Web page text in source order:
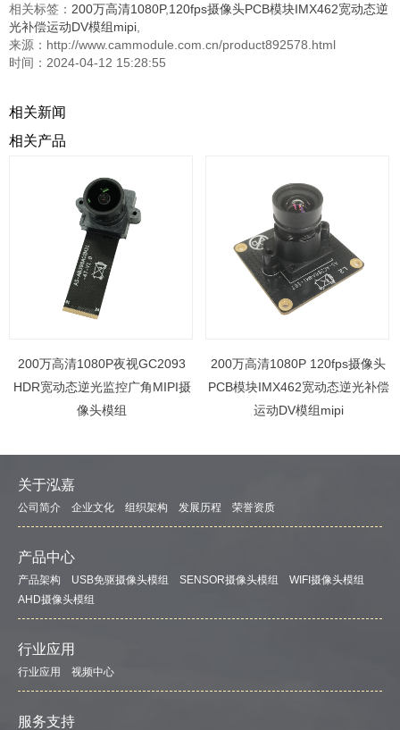
相关标签： 200万高清1080P,120fps摄像头PCB模块IMX462宽动态逆
光补偿运动DV模组mipi
来源：http://www.cammodule.com.cn/product892578.html
时间：2024-04-12 15:28:55
相关新闻
相关产品
200万高清1080P夜视GC2093
HDR宽动态逆光监控广角MIPI摄
像头模组
200万高清1080P 120fps摄像头
PCB模块IMX462宽动态逆光补偿
运动DV模组mipi
关于泓嘉
公司简介 企业文化 组织架构 发展历程 荣誉资质
产品中心
产品架构 USB免驱摄像头模组 SENSOR摄像头模组
WIFI摄像头模组
AHD摄像头模组
行业应用
行业应用 视频中心
服务支持